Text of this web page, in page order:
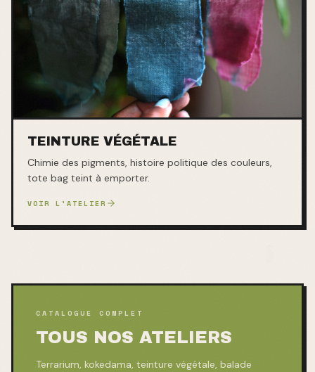
TEINTURE VÉGÉTALE
Chimie des pigments, histoire politique des couleurs,
tote bag teint à emporter.
VOIR L'ATELIER
CATALOGUE COMPLET
TOUS NOS ATELIERS
Terrarium, kokedama, teinture végétale, balade